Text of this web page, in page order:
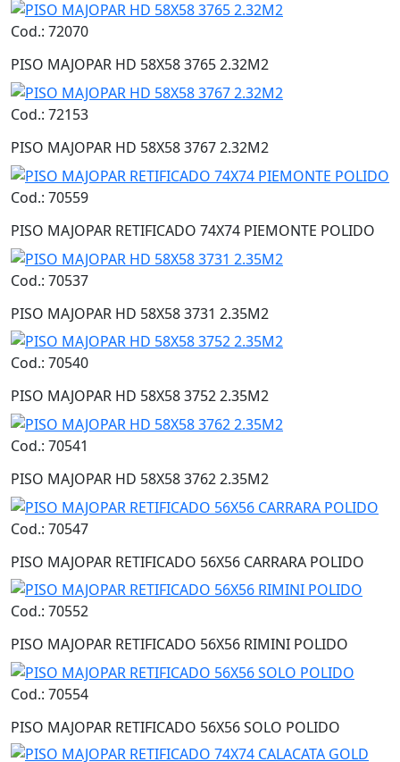
Cod.: 72070
PISO MAJOPAR HD 58X58 3765 2.32M2
Cod.: 72153
PISO MAJOPAR HD 58X58 3767 2.32M2
Cod.: 70559
PISO MAJOPAR RETIFICADO 74X74 PIEMONTE POLIDO
Cod.: 70537
PISO MAJOPAR HD 58X58 3731 2.35M2
Cod.: 70540
PISO MAJOPAR HD 58X58 3752 2.35M2
Cod.: 70541
PISO MAJOPAR HD 58X58 3762 2.35M2
Cod.: 70547
PISO MAJOPAR RETIFICADO 56X56 CARRARA POLIDO
Cod.: 70552
PISO MAJOPAR RETIFICADO 56X56 RIMINI POLIDO
Cod.: 70554
PISO MAJOPAR RETIFICADO 56X56 SOLO POLIDO